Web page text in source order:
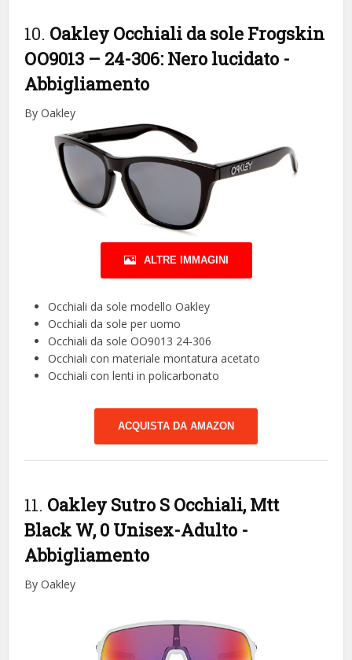
10. Oakley Occhiali da sole Frogskin
OO9013 – 24-306: Nero lucidato -
Abbigliamento
By Oakley
ALTRE IMMAGINI
Occhiali da sole modello Oakley
Occhiali da sole per uomo
Occhiali da sole OO9013 24-306
Occhiali con materiale montatura acetato
Occhiali con lenti in policarbonato
ACQUISTA DA AMAZON
11. Oakley Sutro S Occhiali, Mtt
Black W, 0 Unisex-Adulto -
Abbigliamento
By Oakley